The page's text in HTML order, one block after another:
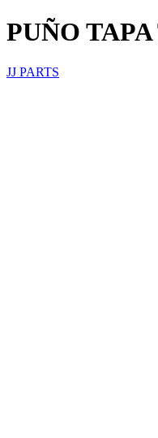
PUÑO
JJ PARTS